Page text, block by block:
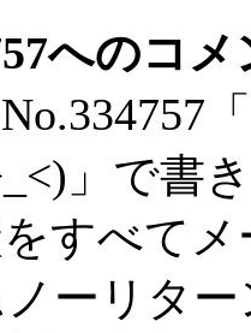
へのコメ
」で書
すべて
ーリタ